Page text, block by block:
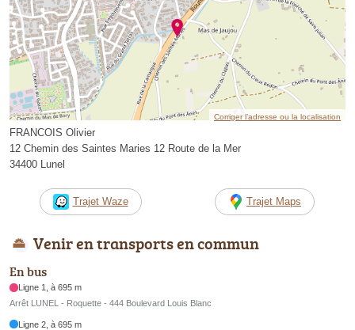
Corriger l’adresse ou la localisation
FRANCOIS Olivier
12 Chemin des Saintes Maries 12 Route de la Mer
34400 Lunel
Trajet Waze Trajet Maps
Venir en transports en commun
En bus
Ligne 1, à 695 m
Arrêt LUNEL - Roquette - 444 Boulevard Louis Blanc
Ligne 2, à 695 m